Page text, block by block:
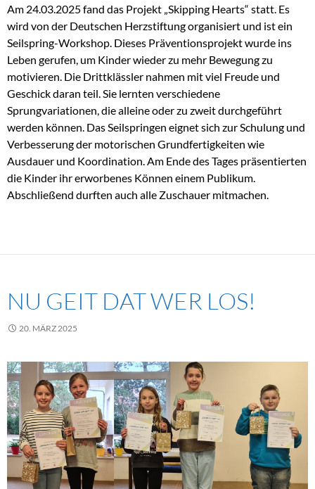
Am 24.03.2025 fand das Projekt „Skipping Hearts“ statt. Es
wird von der Deutschen Herzstiftung organisiert und ist ein
Seilspring-Workshop. Dieses Präventionsprojekt wurde ins
Leben gerufen, um Kinder wieder zu mehr Bewegung zu
motivieren. Die Drittklässler nahmen mit viel Freude und
Geschick daran teil. Sie lernten verschiedene
Sprungvariationen, die alleine oder zu zweit durchgeführt
werden können. Das Seilspringen eignet sich zur Schulung und
Verbesserung der motorischen Grundfertigkeiten wie
Ausdauer und Koordination. Am Ende des Tages präsentierten
die Kinder ihr erworbenes Können einem Publikum.
Abschließend durften auch alle Zuschauer mitmachen.
NU GEIT DAT WER LOS!
20. MÄRZ 2025